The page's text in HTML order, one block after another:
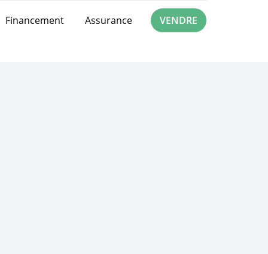
Financement Assurance VENDRE